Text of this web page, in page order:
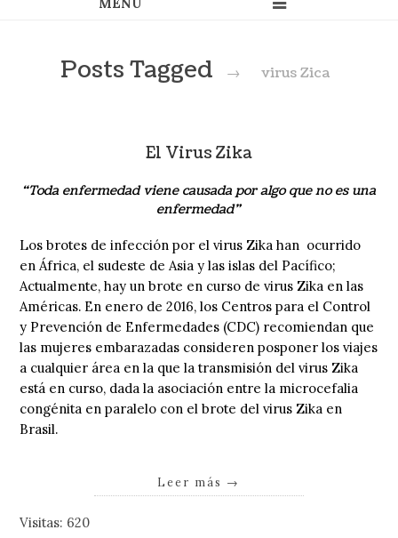
Posts Tagged → virus Zica
El Virus Zika
“Toda enfermedad viene causada por algo que no es una
enfermedad”
Los brotes de infección por el virus Zika han ocurrido
en África, el sudeste de Asia y las islas del Pacífico;
Actualmente, hay un brote en curso de virus Zika en las
Américas. En enero de 2016, los Centros para el Control
y Prevención de Enfermedades (CDC) recomiendan que
las mujeres embarazadas consideren posponer los viajes
a cualquier área en la que la transmisión del virus Zika
está en curso, dada la asociación entre la microcefalia
congénita en paralelo con el brote del virus Zika en
Brasil.
Leer más →
Visitas: 620